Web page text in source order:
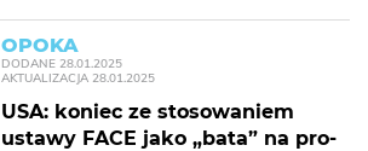
OPOKA
DODANE 28.01.2025
AKTUALIZACJA 28.01.2025
USA: koniec ze stosowaniem
ustawy FACE jako „bata” na pro-